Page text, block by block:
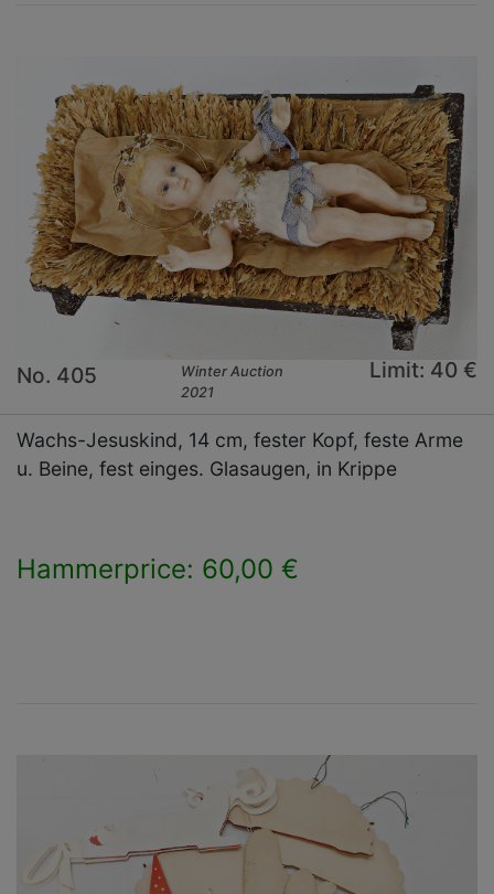
No. 405
Winter Auction
2021
Limit: 40 €
Wachs-Jesuskind, 14 cm, fester Kopf, feste Arme
u. Beine, fest einges. Glasaugen, in Krippe
Hammerprice: 60,00 €